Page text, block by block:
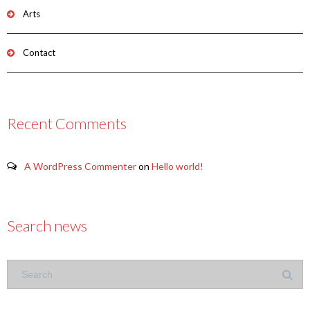
Arts
Contact
Recent Comments
A WordPress Commenteron Hello world!
Search news